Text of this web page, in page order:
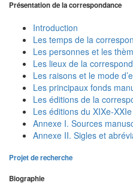
Présentation de la correspondance
Introduction
Les temps de la
Les personnes et les
Les lieux de la
Les raisons et le mode
Les principaux fonds
Les éditions de la
Les éditions du XIXe-
Annexe I. Sources
Annexe II. Sigles et
Projet de recherche
Biographie